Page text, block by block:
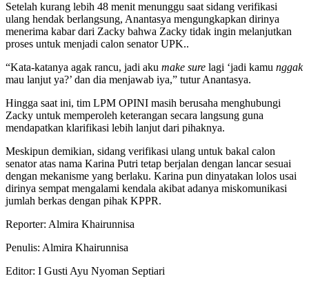
Setelah kurang lebih 48 menit menunggu saat sidang verifikasi
ulang hendak berlangsung, Anantasya mengungkapkan dirinya
menerima kabar dari Zacky bahwa Zacky tidak ingin melanjutkan
proses untuk menjadi calon senator UPK..
“Kata-katanya agak rancu, jadi aku make sure lagi ‘jadi kamu nggak
mau lanjut ya?’ dan dia menjawab iya,” tutur Anantasya.
Hingga saat ini, tim LPM OPINI masih berusaha menghubungi
Zacky untuk memperoleh keterangan secara langsung guna
mendapatkan klarifikasi lebih lanjut dari pihaknya.
Meskipun demikian, sidang verifikasi ulang untuk bakal calon
senator atas nama Karina Putri tetap berjalan dengan lancar sesuai
dengan mekanisme yang berlaku. Karina pun dinyatakan lolos usai
dirinya sempat mengalami kendala akibat adanya miskomunikasi
jumlah berkas dengan pihak KPPR.
Reporter: Almira Khairunnisa
Penulis: Almira Khairunnisa
Editor: I Gusti Ayu Nyoman Septiari